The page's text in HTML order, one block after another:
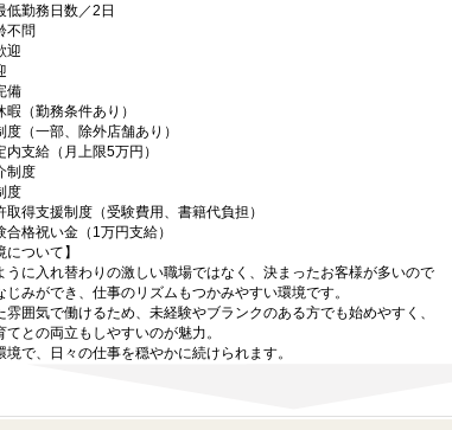
低勤務日数／2日
不問
迎
備
暇（勤務条件あり）
度（一部、除外店舗あり）
内支給（月上限5万円）
制度
度
取得支援制度（受験費用、書籍代負担）
合格祝い金（1万円支給）
について】
うに入れ替わりの激しい職場ではなく、決まったお客様が多いので
じみができ、仕事のリズムもつかみやすい環境です。
雰囲気で働けるため、未経験やブランクのある方でも始めやすく、
てとの両立もしやすいのが魅力。
境で、日々の仕事を穏やかに続けられます。